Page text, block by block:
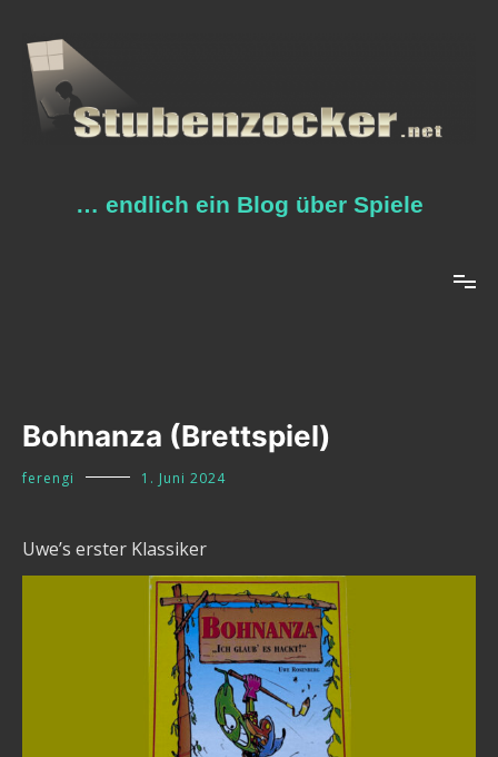
Inhalt
springen
… endlich ein Blog über Spiele
Bohnanza (Brettspiel)
ferengi 1. Juni 2024
Uwe’s erster Klassiker